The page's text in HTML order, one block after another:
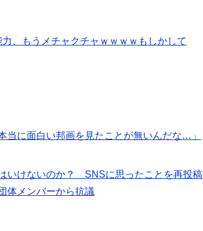
、もうメチャクチャｗｗｗｗもしかして
当に面白い邦画を見たことが無いんだな…」
いけないのか？ SNSに思ったことを再投稿
体メンバーから抗議